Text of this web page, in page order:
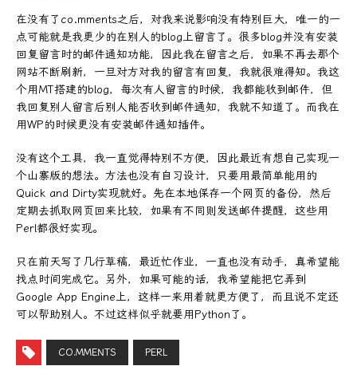
在没有了co.mments之后，对我来说影响没有特别巨大，唯一的一
点可能就是我更少的在别人的blog上留言了。很多blog并没有安装
回复留言时的邮件通知功能，因此我在留言之后，如果不再去那个
网站不断刷新，一旦对方对我的留言有回复，我就很难得知。我这
个用MT搭建的blog，每次有人留言的时候，我都能收到邮件，但
我回复别人留言后别人能否收到邮件通知，我就不知道了。而我在
用WP的时候更没有安装邮件通知插件。
没有这个工具，我一直觉得特别不方便，因此最近有想自己实现一
个山寨版的想法。方法也没有自习设计，只要用最简单能用的
Quick and Dirty实现就好。先在本地保存一个网页的备份，然后
定期去抓取网页回来比较，如果有不同则发送邮件提醒，这些用
Perl都很好实现。
只在前天写了几行草稿，最近忙作业，一直也没有动手，真希望能
找点时间完成它。另外，如果可能的话，我希望能把它弄到
Google App Engine上，这样一来用着就更方便了，而且说不定还
可以帮助别人。不过这样似乎就要用Python了。
CO.MMENTS PERL